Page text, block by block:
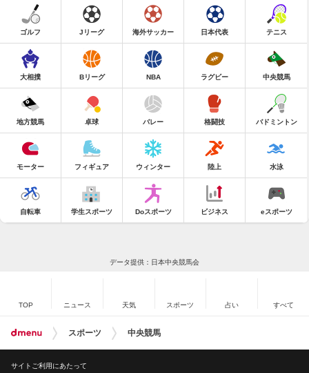
ゴルフ Jリーグ 海外サッカー 日本代表 テニス
大相撲 Bリーグ NBA ラグビー 中央競馬
地方競馬 卓球 バレー 格闘技 バドミントン
モーター フィギュア ウィンター 陸上 水泳
自転車 学生スポーツ Doスポーツ ビジネス eスポーツ
データ提供：日本中央競馬会
TOP ニュース 天気 スポーツ 占い すべて
スポーツ 中央競馬
サイトご利用にあたって